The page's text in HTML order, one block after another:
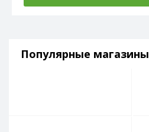
Популярные магазины